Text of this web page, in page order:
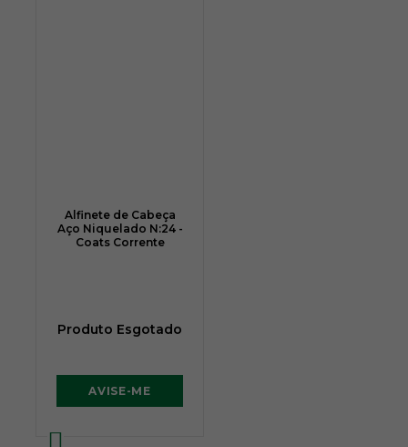
Alfinete de Cabeça
Aço Niquelado N:24 -
Coats Corrente
Produto Esgotado
AVISE-ME